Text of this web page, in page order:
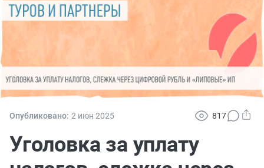
05.08 Систему страхования вкладов распространили на электронные
кошельки#новости
Подписан закон об упрощении госзакупок по 44-ФЗ
Опубликовано: 2 июн 2025 817
Уголовка за уплату